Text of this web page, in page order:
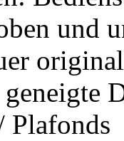
und
Plafonds